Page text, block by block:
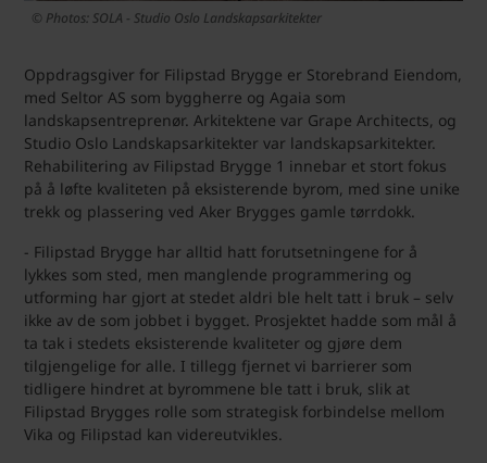
© Photos: SOLA - Studio Oslo Landskapsarkitekter
Oppdragsgiver for Filipstad Brygge er Storebrand Eiendom,
med Seltor AS som byggherre og Agaia som
landskapsentreprenør. Arkitektene var Grape Architects, og
Studio Oslo Landskapsarkitekter var landskapsarkitekter.
Rehabilitering av Filipstad Brygge 1 innebar et stort fokus
på å løfte kvaliteten på eksisterende byrom, med sine unike
trekk og plassering ved Aker Brygges gamle tørrdokk.
- Filipstad Brygge har alltid hatt forutsetningene for å
lykkes som sted, men manglende programmering og
utforming har gjort at stedet aldri ble helt tatt i bruk – selv
ikke av de som jobbet i bygget. Prosjektet hadde som mål å
ta tak i stedets eksisterende kvaliteter og gjøre dem
tilgjengelige for alle. I tillegg fjernet vi barrierer som
tidligere hindret at byrommene ble tatt i bruk, slik at
Filipstad Brygges rolle som strategisk forbindelse mellom
Vika og Filipstad kan videreutvikles.